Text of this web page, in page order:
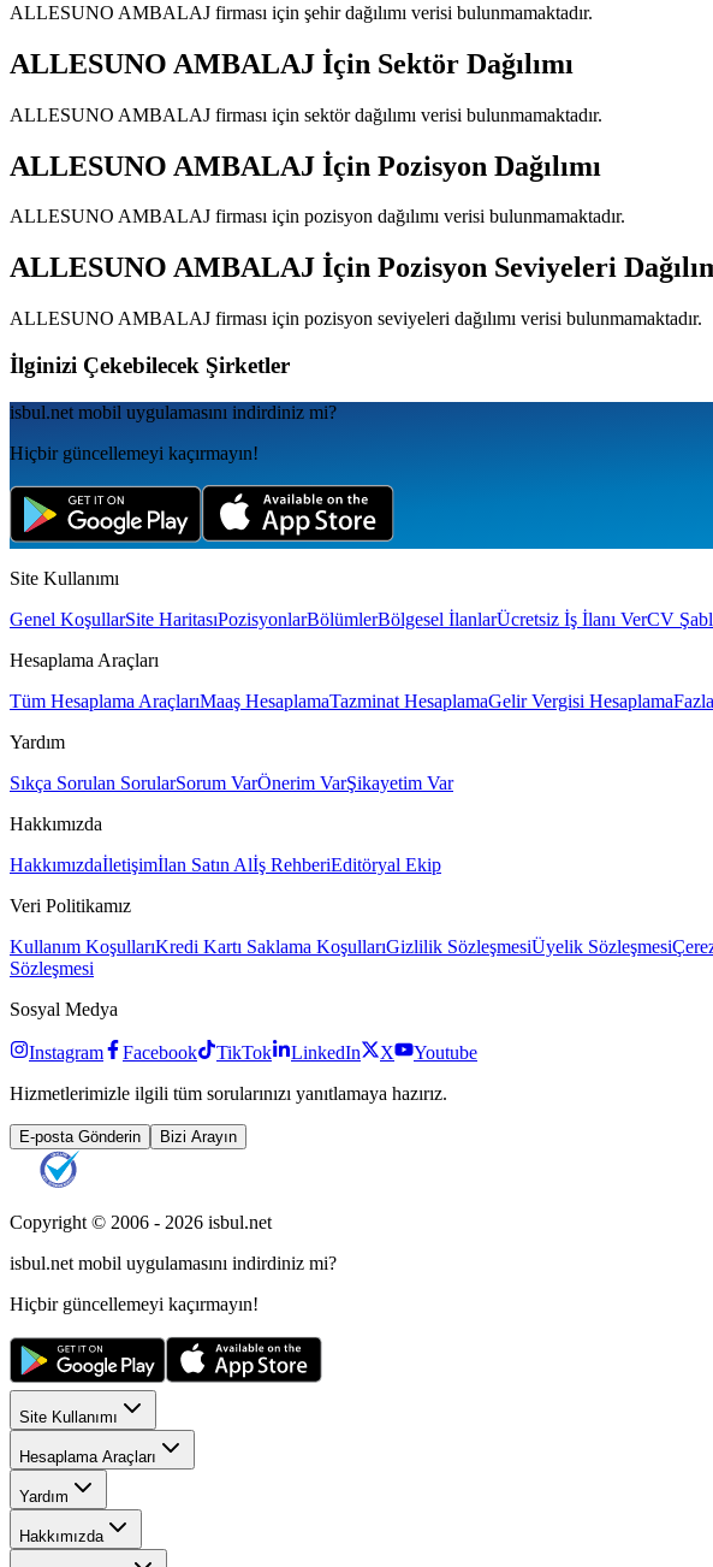
ALLESUNO AMBALAJ firması için şehir dağılımı verisi bulunmamaktadır.
ALLESUNO AMBALAJ İçin Sektör Dağılımı
ALLESUNO AMBALAJ firması için sektör dağılımı verisi bulunmamaktadır.
ALLESUNO AMBALAJ İçin Pozisyon Dağılımı
ALLESUNO AMBALAJ firması için pozisyon dağılımı verisi bulunmamaktadır.
ALLESUNO AMBALAJ İçin Pozisyon Seviyeleri
ALLESUNO AMBALAJ firması için pozisyon seviyeleri dağılımı verisi bulunmamaktadır.
İlginizi Çekebilecek Şirketler
isbul.net mobil uygulamаsını indirdiniz mi?
Hiçbir güncellemeyi kaçırmayın!
Site Kullanımı
Genel KoşullarSite HaritasıPozisyonlarBölümlerBölgesel İlanlarÜcretsiz İş İlanı VerCV
Hesaplama Araçları
Tüm Hesaplama AraçlarıMaaş HesaplamaTazminat HesaplamaGelir Vergisi Hesaplama
Yardım
Sıkça Sorulan SorularSorum VarÖnerim VarŞikayetim Var
Hakkımızda
Hakkımızdaİletişimİlan Satın Alİş RehberiEditöryal Ekip
Veri Politikamız
Kullanım KoşullarıKredi Kartı Saklama KoşullarıGizlilik SözleşmesiÜyelik Sözleşmesi
Sözleşmesi
Sosyal Medya
Instagram Facebook TikTok LinkedIn X
Youtube
Hizmetlerimizle ilgili tüm sorularınızı yanıtlamaya hazırız.
E-posta Gönderin Bizi Arayın
Copyright © 2006 - 2026 isbul.net
isbul.net mobil uygulamasını indirdiniz mi?
Hiçbir güncellemeyi kaçırmayın!
Site Kullanımı
Hesaplama Araçları
Yardım
Hakkımızda